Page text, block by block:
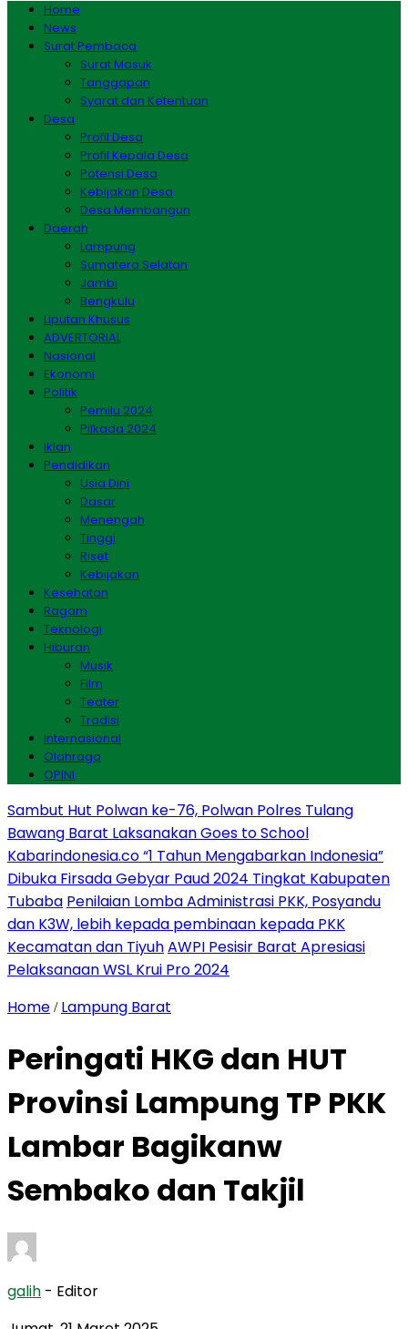
Home
News
Surat Pembaca
Surat Masuk
Tanggapan
Syarat dan Ketentuan
Desa
Profil Desa
Profil Kepala Desa
Potensi Desa
Kebijakan Desa
Desa Membangun
Daerah
Lampung
Sumatera Selatan
Jambi
Bengkulu
Liputan Khusus
ADVERTORIAL
Nasional
Ekonomi
Politik
Pemilu 2024
Pilkada 2024
Iklan
Pendidikan
Usia Dini
Dasar
Menengah
Tinggi
Riset
Kebijakan
Kesehatan
Ragam
Teknologi
Hiburan
Musik
Film
Teater
Tradisi
Internasional
Olahraga
OPINI
Sambut Hut Polwan ke-76, Polwan Polres Tulang
Bawang Barat Laksanakan Goes to School
Kabarindonesia.co “1 Tahun Mengabarkan Indonesia”
Dibuka Firsada Gebyar Paud 2024 Tingkat Kabupaten
Tubaba Penilaian Lomba Administrasi PKK, Posyandu
dan K3W, lebih kepada pembinaan kepada PKK
Kecamatan dan TiyuhAWPI Pesisir Barat Apresiasi
Pelaksanaan WSL Krui Pro 2024
Home / Lampung Barat
Peringati HKG dan HUT
Provinsi Lampung TP PKK
Lambar Bagikanw
Sembako dan Takjil
galih - Editor